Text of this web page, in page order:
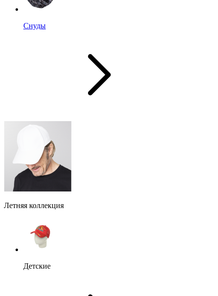
Снуды
Летняя коллекция
Детские